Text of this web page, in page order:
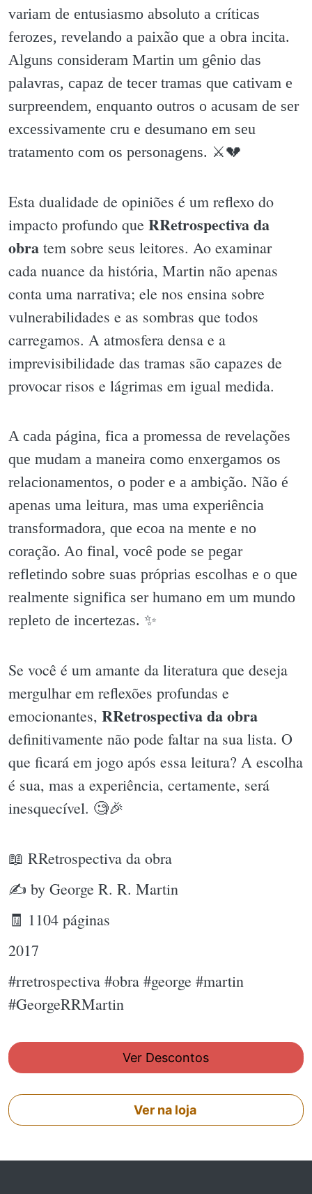
variam de entusiasmo absoluto a críticas
ferozes, revelando a paixão que a obra incita.
Alguns consideram Martin um gênio das
palavras, capaz de tecer tramas que cativam e
surpreendem, enquanto outros o acusam de ser
excessivamente cru e desumano em seu
tratamento com os personagens. ⚔️💔
Esta dualidade de opiniões é um reflexo do
impacto profundo que RRetrospectiva da
obra tem sobre seus leitores. Ao examinar
cada nuance da história, Martin não apenas
conta uma narrativa; ele nos ensina sobre
vulnerabilidades e as sombras que todos
carregamos. A atmosfera densa e a
imprevisibilidade das tramas são capazes de
provocar risos e lágrimas em igual medida.
A cada página, fica a promessa de revelações
que mudam a maneira como enxergamos os
relacionamentos, o poder e a ambição. Não é
apenas uma leitura, mas uma experiência
transformadora, que ecoa na mente e no
coração. Ao final, você pode se pegar
refletindo sobre suas próprias escolhas e o que
realmente significa ser humano em um mundo
repleto de incertezas. ✨️
Se você é um amante da literatura que deseja
mergulhar em reflexões profundas e
emocionantes, RRetrospectiva da obra
definitivamente não pode faltar na sua lista. O
que ficará em jogo após essa leitura? A escolha
é sua, mas a experiência, certamente, será
inesquecível. 🧐🎉
📖 RRetrospectiva da obra
✍ by George R. R. Martin
🧾 1104 páginas
2017
#rretrospectiva #obra #george #martin
#GeorgeRRMartin
Ver Descontos
Ver na loja